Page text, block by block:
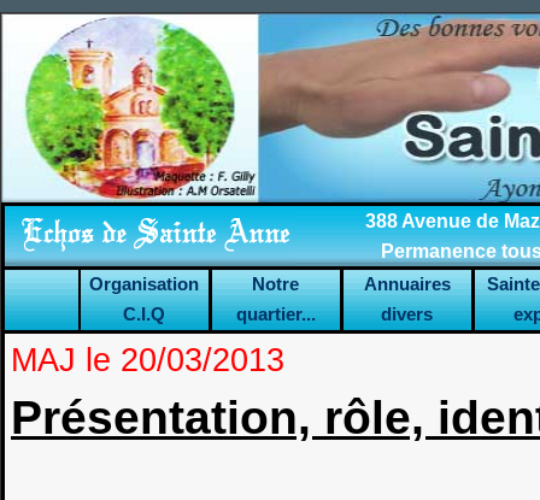
388 Avenue de
Permanence
Organisation
C.I.Q
Notre
quartier...
Annuaires
divers
MAJ le 20/03/2013
Présentation, rôle,